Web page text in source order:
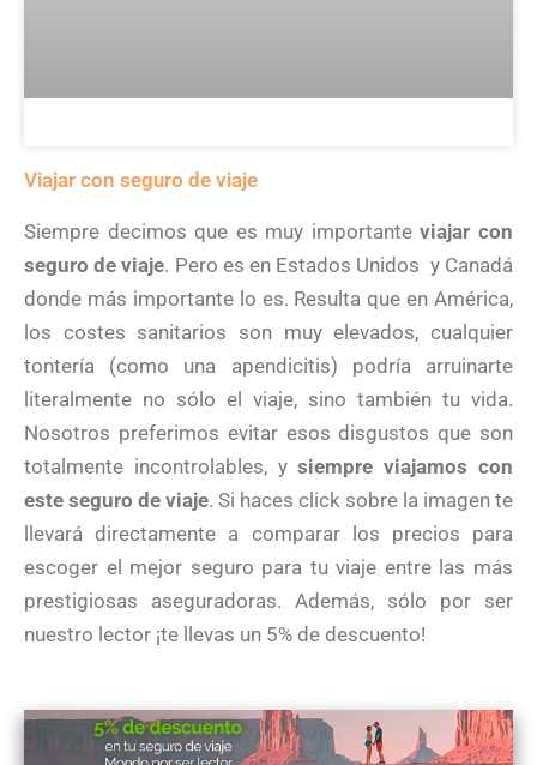
Viajar con seguro de viaje
Siempre decimos que es muy importanteviajar con
seguro de viaje. Pero es en Estados Unidos y Canadá
donde más importante lo es. Resulta que en América,
los costes sanitarios son muy elevados, cualquier
tontería (como una apendicitis) podría arruinarte
literalmente no sólo el viaje, sino también tu vida.
Nosotros preferimos evitar esos disgustos que son
totalmente incontrolables, ysiempre viajamos con
este seguro de viaje. Si haces click sobre la imagen te
llevará directamente a comparar los precios para
escoger el mejor seguro para tu viaje entre las más
prestigiosas aseguradoras. Además, sólo por ser
nuestro lector ¡te llevas un 5% de descuento!